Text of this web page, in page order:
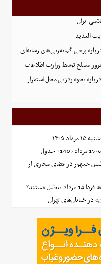
ایران
العدید
برخی گمانه‌زنی‌های رسانه‌ای
نحوه ردزنی محل استقرار
۱۴۰۵
جمهور در فضای مجازی از
هستند؟
در خیابان‌های تهران